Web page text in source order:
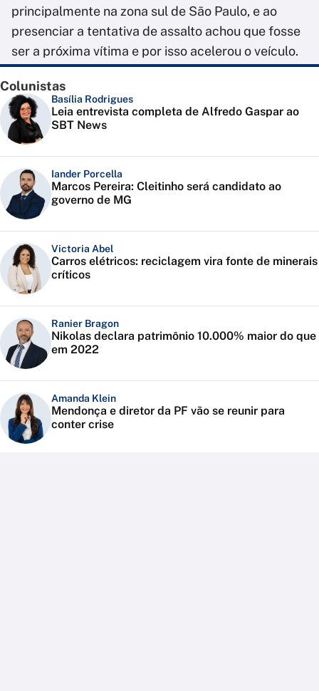
principalmente na zona sul de São Paulo, e ao
presenciar a tentativa de assalto achou que fosse
ser a próxima vítima e por isso acelerou o veículo.
Colunistas
Basília Rodrigues
Leia entrevista completa de Alfredo Gaspar ao
SBT News
Iander Porcella
Marcos Pereira: Cleitinho será candidato ao
governo de MG
Victoria Abel
Carros elétricos: reciclagem vira fonte de minerais
críticos
Ranier Bragon
Nikolas declara patrimônio 10.000% maior do que
em 2022
Amanda Klein
Mendonça e diretor da PF vão se reunir para
conter crise